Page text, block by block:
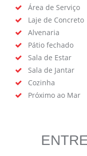
Área de Serviço
Laje de Concreto
Alvenaria
Pátio fechado
Sala de Estar
Sala de Jantar
Cozinha
Próximo ao Mar